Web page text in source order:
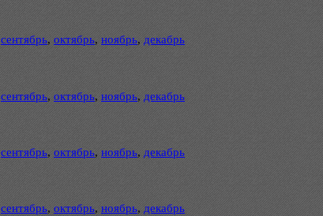
сентябрь, октябрь, ноябрь, декабрь
сентябрь, октябрь, ноябрь, декабрь
сентябрь, октябрь, ноябрь, декабрь
сентябрь, октябрь, ноябрь, декабрь